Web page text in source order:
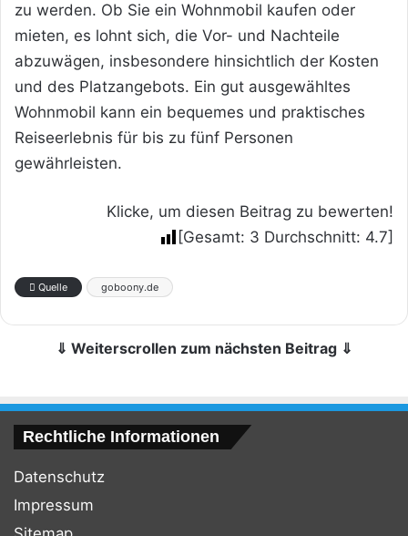
zu werden. Ob Sie ein Wohnmobil kaufen oder
mieten, es lohnt sich, die Vor- und Nachteile
abzuwägen, insbesondere hinsichtlich der Kosten
und des Platzangebots. Ein gut ausgewähltes
Wohnmobil kann ein bequemes und praktisches
Reiseerlebnis für bis zu fünf Personen
gewährleisten.
Klicke, um diesen Beitrag zu bewerten!
[Gesamt: 3 Durchschnitt: 4.7]
Quelle goboony.de
⇓ Weiterscrollen zum nächsten Beitrag ⇓
Rechtliche Informationen
Datenschutz
Impressum